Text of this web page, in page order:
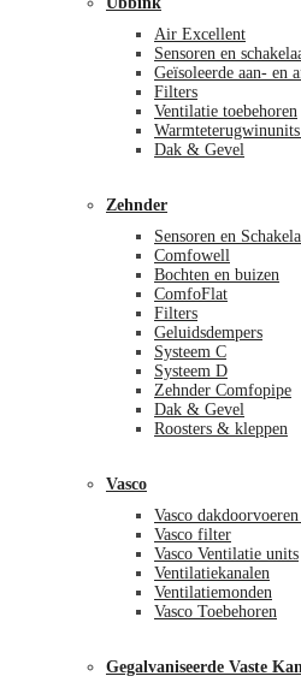
Air Excellent
Sensoren en
Geïsoleerde aan- en
Filters
Ventilatie toebehoren
Dak & Gevel
Zehnder
Sensoren en
Comfowell
Bochten en buizen
ComfoFlat
Filters
Geluidsdempers
Systeem C
Systeem D
Zehnder Comfopipe
Dak & Gevel
Roosters & kleppen
Vasco
Vasco
Vasco filter
Vasco Ventilatie units
Ventilatiekanalen
Ventilatiemonden
Vasco Toebehoren
Gegalvaniseerde Vaste